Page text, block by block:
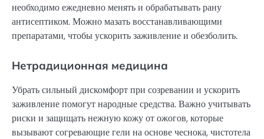
необходимо ежедневно менять и обрабатывать рану
антисептиком. Можно мазать восстанавливающими
препаратами, чтобы ускорить заживление и обезболить.
Нетрадиционная медицина
Убрать сильный дискомфорт при созревании и ускорить
заживление помогут народные средства. Важно учитывать
риски и защищать нежную кожу от ожогов, которые
вызывают согревающие гели на основе чеснока, чистотела